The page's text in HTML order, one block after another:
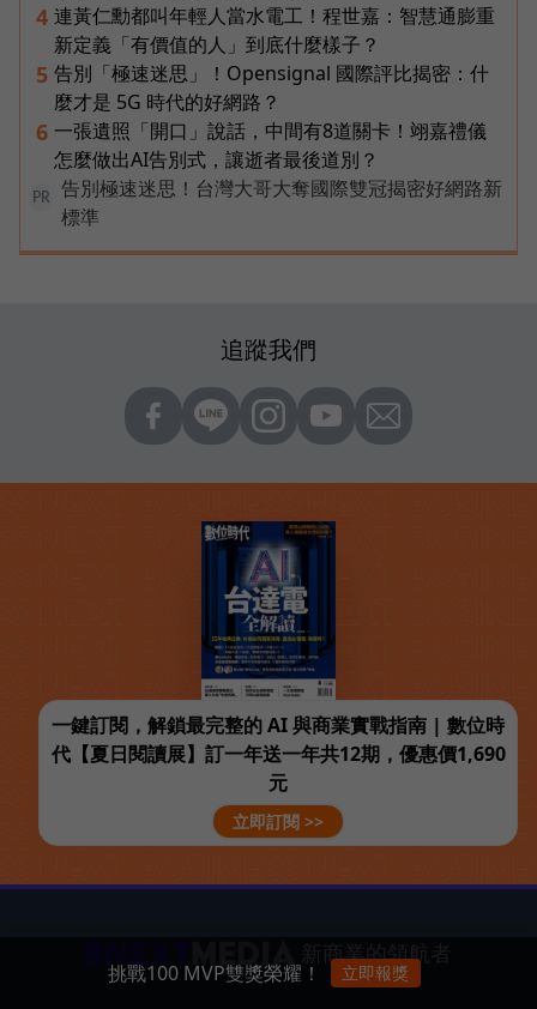
4 連黃仁勳都叫年輕人當水電工！程世嘉：智慧通膨重
新定義「有價值的人」到底什麼樣子？
5 告別「極速迷思」！Opensignal 國際評比揭密：什
麼才是 5G 時代的好網路？
6 一張遺照「開口」說話，中間有8道關卡！翊嘉禮儀
怎麼做出AI告別式，讓逝者最後道別？
PR
告別極速迷思！台灣大哥大奪國際雙冠揭密好網路新
標準
追蹤我們
一鍵訂閱，解鎖最完整的 AI 與商業實戰指南 | 數位時
代【夏日閱讀展】訂一年送一年共12期，優惠價1,690
元
立即訂閱 >>
新商業的領航者
挑戰100 MVP雙獎榮耀！ 立即報獎